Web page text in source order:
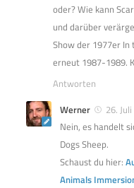
oder? Wie kann
und darüber
Show der 1977er In
erneut 1987-1989.
Antworten
Werner
26.
Nein, es handelt
Dogs Sheep.
Schaust du hier:
Animals